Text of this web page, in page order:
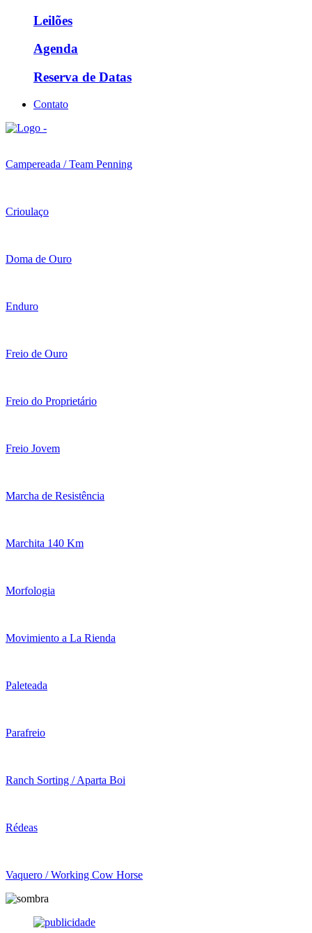
Leilões
Agenda
Reserva de Datas
Contato
Campereada / Team Penning
Crioulaço
Doma de Ouro
Enduro
Freio de Ouro
Freio do Proprietário
Freio Jovem
Marcha de Resistência
Marchita 140 Km
Morfologia
Movimiento a La Rienda
Paleteada
Parafreio
Ranch Sorting / Aparta Boi
Rédeas
Vaquero / Working Cow Horse